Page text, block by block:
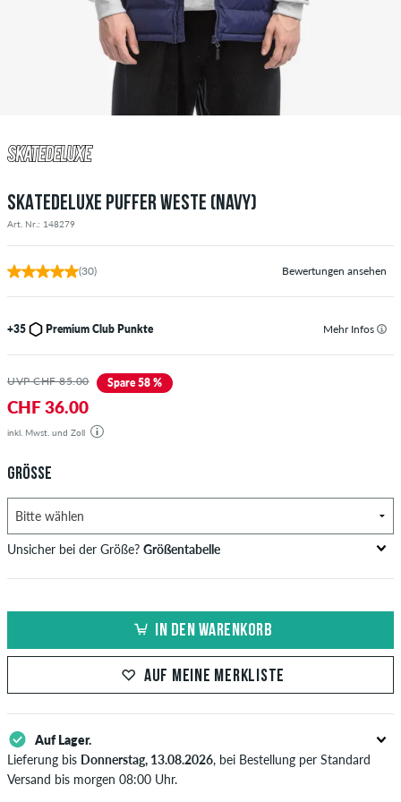
SKATEDELUXE PUFFER WESTE (NAVY)
Art. Nr.: 148279
(30) Bewertungen ansehen
+35 Premium Club Punkte Mehr Infos
UVP CHF 85.00 Spare 58 %
CHF 36.00
inkl. Mwst. und Zoll
GRÖSSE
Unsicher bei der Größe? Größentabelle
US EU
in cm
in cm
XS 42 82-87 69-74 82-87
L 50/52 100-106 87-93 100-106
IN DEN WARENKORB
AUF MEINE MERKLISTE
Auf Lager.
Lieferung bis Donnerstag, 13.08.2026, bei Bestellung per Standard
Versand bis morgen 08:00 Uhr.